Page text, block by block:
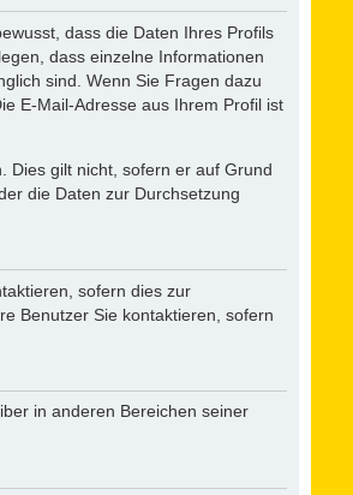
dass die Daten Ihres Profils
dass einzelne Informationen
sind. Wenn Sie Fragen dazu
E-Mail-Adresse aus Ihrem Profil ist
Dies gilt nicht, sofern er auf Grund
die Daten zur Durchsetzung
sofern dies zur
Benutzer Sie kontaktieren, sofern
in anderen Bereichen seiner